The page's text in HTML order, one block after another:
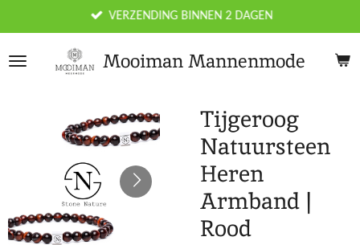
direct
naar
Mooiman Mannenmode
VERZENDING BINNEN 2 DAGEN
Tijgeroog
Natuursteen
Heren
Armband |
Rood